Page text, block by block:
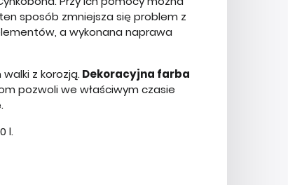
sposób zmniejsza się problem z
a wykonana naprawa
z korozją. Dekoracyjna farba
pozwoli we właściwym czasie
l.